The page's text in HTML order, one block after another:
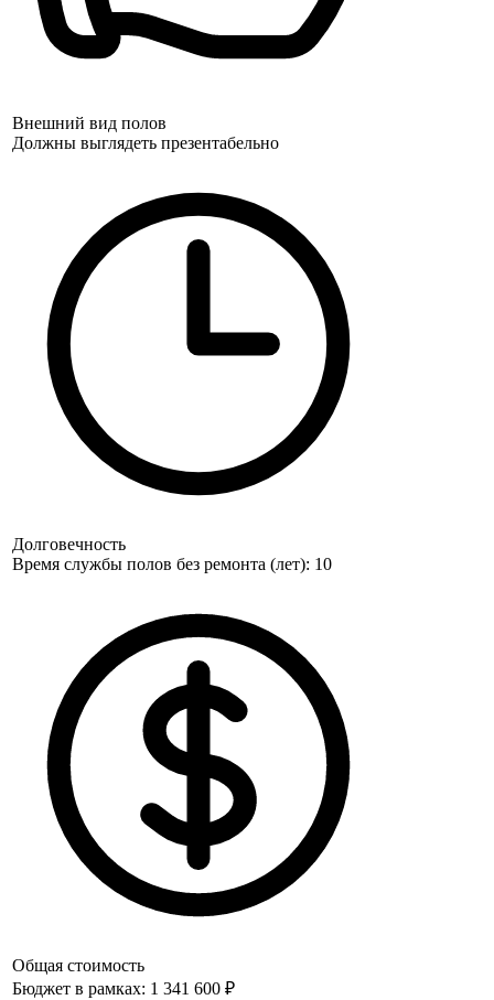
Внешний вид полов
Должны выглядеть презентабельно
Долговечность
Время службы полов без ремонта (лет): 10
Общая стоимость
Бюджет в рамках: 1 341 600 ₽